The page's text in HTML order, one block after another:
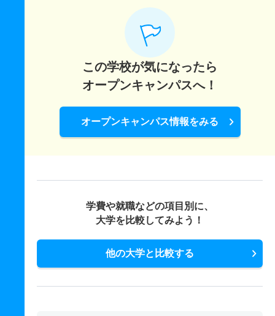
この学校が気になったら
オープンキャンパスへ！
オープンキャンパス情報をみる
学費や就職などの項目別に、
大学を比較してみよう！
他の大学と比較する